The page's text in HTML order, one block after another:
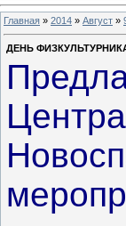
Главная » 2014 » Август »
ДЕНЬ